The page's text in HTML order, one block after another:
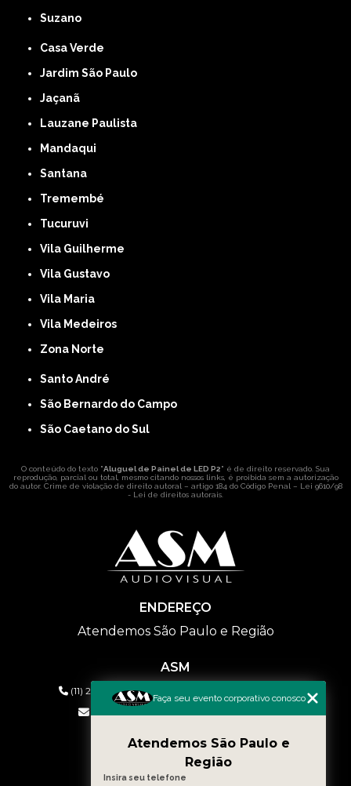
Suzano
Casa Verde
Jardim São Paulo
Jaçanã
Lauzane Paulista
Mandaqui
Santana
Tremembé
Tucuruvi
Vila Guilherme
Vila Gustavo
Vila Maria
Vila Medeiros
Zona Norte
Santo André
São Bernardo do Campo
São Caetano do Sul
O conteúdo do texto "Aluguel de Painel de LED P2" é de direito reservado. Sua
reprodução, parcial ou total, mesmo citando nossos links, é proibida sem a autorização
do autor. Crime de violação de direito autoral – artigo 184 do Código Penal – Lei 9610/98
- Lei de direitos autorais
ENDEREÇO
Atendemos São Paulo e Região
ASM
(11) 2626-2019 (11) 99577-9954
eventos@asmaudiovisual.com.br
MENU
HOME
Faça seu evento corporativo conosco
Atendemos São Paulo e
Região
Insira seu telefone